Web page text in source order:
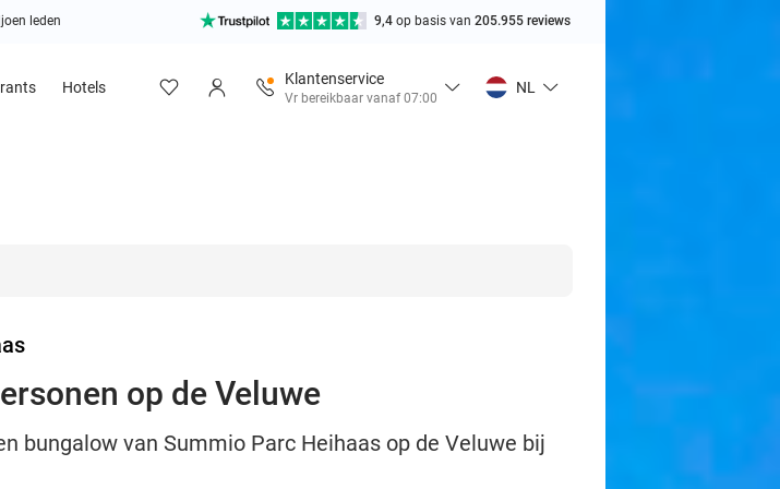
leden 9,4 op basis van 205.955 reviews
Hotels
Klantenservice
Vr bereikbaar vanaf 07:00
NL
op de Veluwe
bungalow van Summio Parc Heihaas op de Veluwe bij